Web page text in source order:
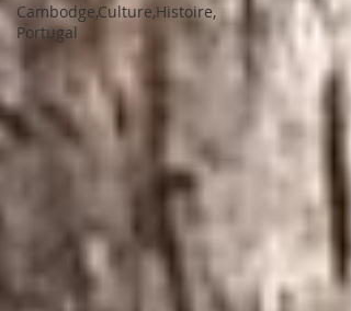
Cambodge,Culture,Histoire,
Portugal